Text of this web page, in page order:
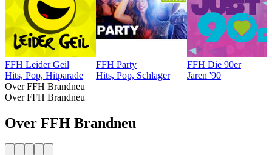
FFH Leider Geil
Hits, Pop, Hitparade
FFH Party
Hits, Pop, Schlager
FFH Die 90er
Jaren '90
Over FFH Brandneu
Over FFH Brandneu
Over FFH Brandneu